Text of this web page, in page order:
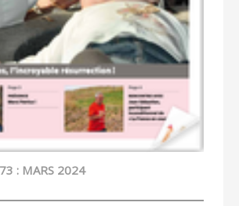
: MARS 2024